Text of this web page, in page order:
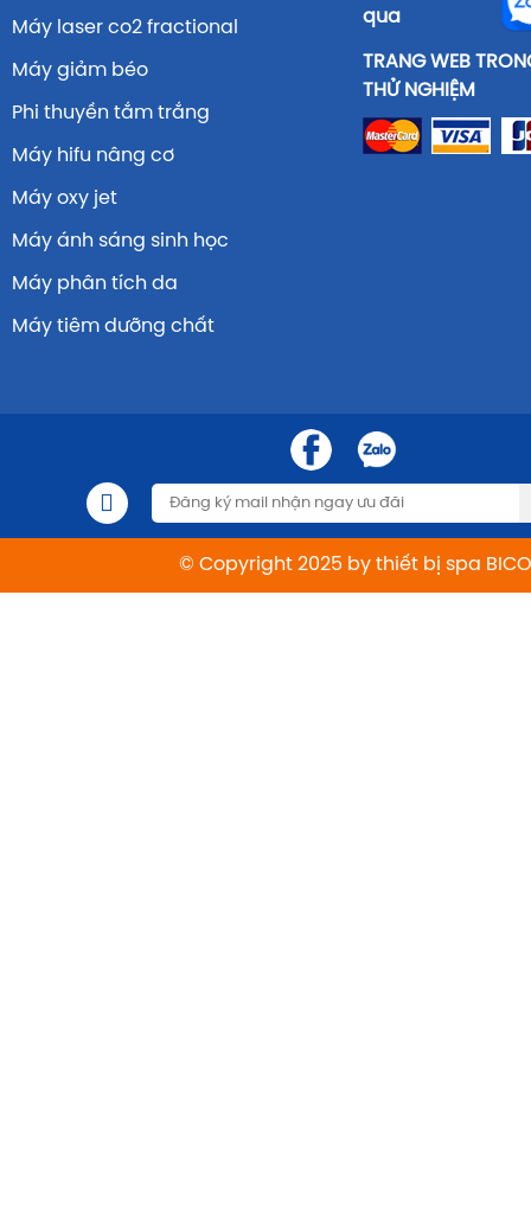
Máy laser co2 fractional
Máy giảm béo
Phi thuyền tắm trắng
Máy hifu nâng cơ
Máy oxy jet
Máy ánh sáng sinh học
Máy phân tích da
Máy tiêm dưỡng chất
qua
TRANG WEB
THỬ NGHIỆM
© Copyright 2025 by thiết bị spa BICO